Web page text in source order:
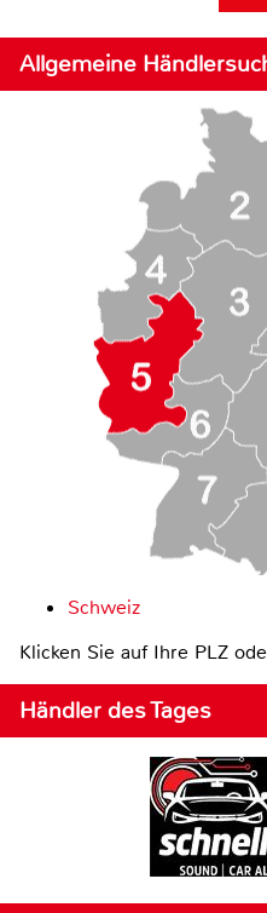
Allgemeine
Schweiz
Klicken Sie auf Ihre PLZ
Händler des Tages